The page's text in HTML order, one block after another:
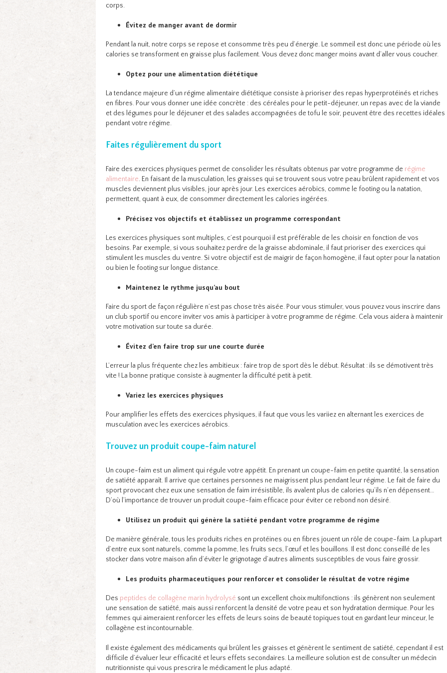
corps.
Évitez de manger avant de dormir
Pendant la nuit, notre corps se repose et consomme très peu d’énergie. Le sommeil est donc une période où les
calories se transforment en graisse plus facilement. Vous devez donc manger moins avant d’aller vous coucher.
Optez pour une alimentation diététique
La tendance majeure d’un régime alimentaire diététique consiste à prioriser des repas hyperprotéinés et riches
en fibres. Pour vous donner une idée concrète : des céréales pour le petit-déjeuner, un repas avec de la viande
et des légumes pour le déjeuner et des salades accompagnées de tofu le soir, peuvent être des recettes idéales
pendant votre régime.
Faites régulièrement du sport
Faire des exercices physiques permet de consolider les résultats obtenus par votre programme de régime
alimentaire. En faisant de la musculation, les graisses qui se trouvent sous votre peau brûlent rapidement et vos
muscles deviennent plus visibles, jour après jour. Les exercices aérobics, comme le footing ou la natation,
permettent, quant à eux, de consommer directement les calories ingérées.
Précisez vos objectifs et établissez un programme correspondant
Les exercices physiques sont multiples, c’est pourquoi il est préférable de les choisir en fonction de vos
besoins. Par exemple, si vous souhaitez perdre de la graisse abdominale, il faut prioriser des exercices qui
stimulent les muscles du ventre. Si votre objectif est de maigrir de façon homogène, il faut opter pour la natation
ou bien le footing sur longue distance.
Maintenez le rythme jusqu’au bout
Faire du sport de façon régulière n’est pas chose très aisée. Pour vous stimuler, vous pouvez vous inscrire dans
un club sportif ou encore inviter vos amis à participer à votre programme de régime. Cela vous aidera à maintenir
votre motivation sur toute sa durée.
Évitez d’en faire trop sur une courte durée
L’erreur la plus fréquente chez les ambitieux : faire trop de sport dès le début. Résultat : ils se démotivent très
vite ! La bonne pratique consiste à augmenter la difficulté petit à petit.
Variez les exercices physiques
Pour amplifier les effets des exercices physiques, il faut que vous les variiez en alternant les exercices de
musculation avec les exercices aérobics.
Trouvez un produit coupe-faim naturel
Un coupe-faim est un aliment qui régule votre appétit. En prenant un coupe-faim en petite quantité, la sensation
de satiété apparaît. Il arrive que certaines personnes ne maigrissent plus pendant leur régime. Le fait de faire du
sport provocant chez eux une sensation de faim irrésistible, ils avalent plus de calories qu’ils n’en dépensent…
D’où l’importance de trouver un produit coupe-faim efficace pour éviter ce rebond non désiré.
Utilisez un produit qui génère la satiété pendant votre programme de régime
De manière générale, tous les produits riches en protéines ou en fibres jouent un rôle de coupe-faim. La plupart
d’entre eux sont naturels, comme la pomme, les fruits secs, l’œuf et les bouillons. Il est donc conseillé de les
stocker dans votre maison afin d’éviter le grignotage d’autres aliments susceptibles de vous faire grossir.
Les produits pharmaceutiques pour renforcer et consolider le résultat de votre régime
Des peptides de collagène marin hydrolysé sont un excellent choix multifonctions : ils génèrent non seulement
une sensation de satiété, mais aussi renforcent la densité de votre peau et son hydratation dermique. Pour les
femmes qui aimeraient renforcer les effets de leurs soins de beauté topiques tout en gardant leur minceur, le
collagène est incontournable.
Il existe également des médicaments qui brûlent les graisses et génèrent le sentiment de satiété, cependant il est
difficile d’évaluer leur efficacité et leurs effets secondaires. La meilleure solution est de consulter un médecin
nutritionniste qui vous prescrira le médicament le plus adapté.